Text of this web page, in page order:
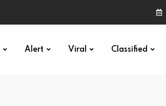
Alert Viral Classified